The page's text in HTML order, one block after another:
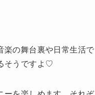
楽の舞台裏や日常生活で
そうですよ♡